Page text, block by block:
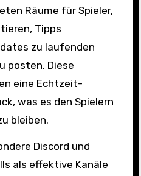
Räume für Spieler,
Tipps
zu laufenden
posten. Diese
eine Echtzeit-
was es den Spielern
bleiben.
Discord und
als effektive Kanäle